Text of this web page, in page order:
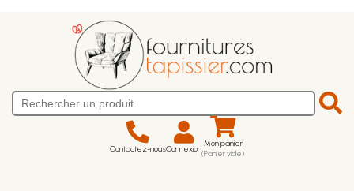
Contactez-nousConnexion Mon panier
(Panier vide)